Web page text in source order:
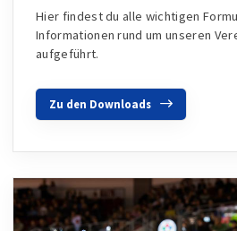
Hier findest du alle wichtigen
Informationen rund um unseren
aufgeführt.
Zu den Downloads